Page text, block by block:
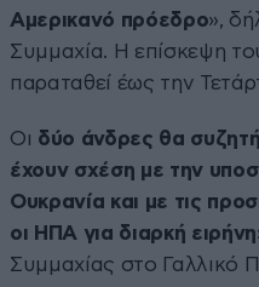
Αμερικανό πρόεδρο»,
Συμμαχία. Η επίσκεψη
παραταθεί έως την
Οι δύο άνδρες θα
έχουν σχέση με την
Ουκρανία και με τις
οι ΗΠΑ για διαρκή
Συμμαχίας στο Γαλλικό